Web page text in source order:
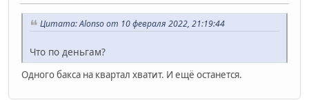
Цитата: Alonso от 10 февраля 2022, 21:19:44
Что по деньгам?
Одного бакса на квартал хватит. И ещё останется.